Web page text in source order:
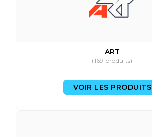
ART
(169 produits)
VOIR LES PRODUITS